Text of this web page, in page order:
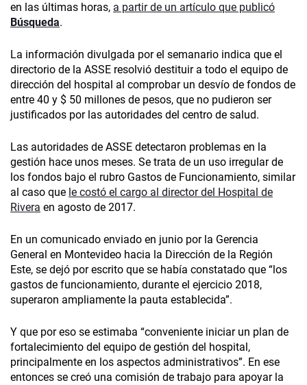
en las últimas horas, a partir de un artículo que publicó
Búsqueda.
La información divulgada por el semanario indica que el
directorio de la ASSE resolvió destituir a todo el equipo de
dirección del hospital al comprobar un desvío de fondos de
entre 40 y $ 50 millones de pesos, que no pudieron ser
justificados por las autoridades del centro de salud.
Las autoridades de ASSE detectaron problemas en la
gestión hace unos meses. Se trata de un uso irregular de
los fondos bajo el rubro Gastos de Funcionamiento, similar
al caso que le costó el cargo al director del Hospital de
Rivera en agosto de 2017.
En un comunicado enviado en junio por la Gerencia
General en Montevideo hacia la Dirección de la Región
Este, se dejó por escrito que se había constatado que “los
gastos de funcionamiento, durante el ejercicio 2018,
superaron ampliamente la pauta establecida”.
Y que por eso se estimaba “conveniente iniciar un plan de
fortalecimiento del equipo de gestión del hospital,
principalmente en los aspectos administrativos”. En ese
entonces se creó una comisión de trabajo para apoyar la